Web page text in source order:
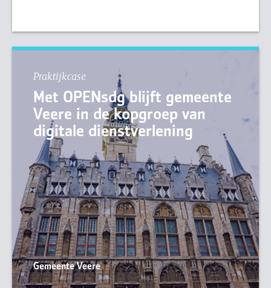
Praktijkcase
Met OPENsdg blijft gemeente
Veere in de kopgroep van
digitale dienstverlening
Gemeente Veere